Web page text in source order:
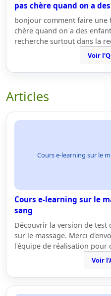
pas chère quand on a
bonjour comment faire une
chère quand on a des
recherche surtout dans la
Voir
Articles
Cours e-learning sur le
Cours e-learning sur le
sang
Découvrir la version de
sur le massage. Merci
l'équipe de réalisation pour
Voir